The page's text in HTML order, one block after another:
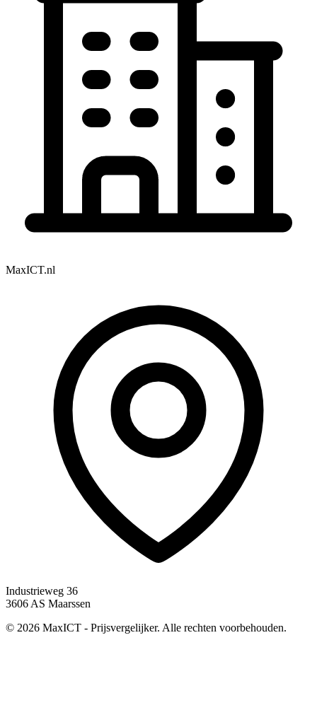
MaxICT.nl
Industrieweg 36
3606 AS Maarssen
© 2026 MaxICT - Prijsvergelijker. Alle rechten voorbehouden.